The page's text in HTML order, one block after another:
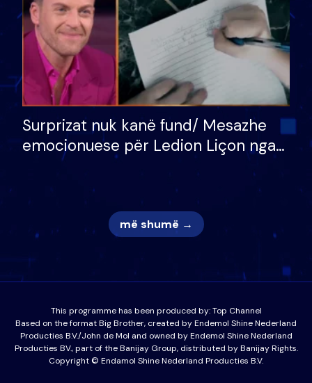
Surprizat nuk kanë fund/ Mesazhe
emocionuese për Ledion Liçon nga
nëna dhe fëmijët e tij, moderatori
nuk i mban dot lotët: Nuk meritoj…
më shumë →
This programme has been produced by:Top Channel
Based on the format Big Brother, created by Endemol Shine Nederland
Producties B.V./John de Mol and owned by Endemol Shine Nederland
Producties BV., part of the Banijay Group, distributed by Banijay Rights.
Copyright © Endamol Shine Nederland Producties B.V.